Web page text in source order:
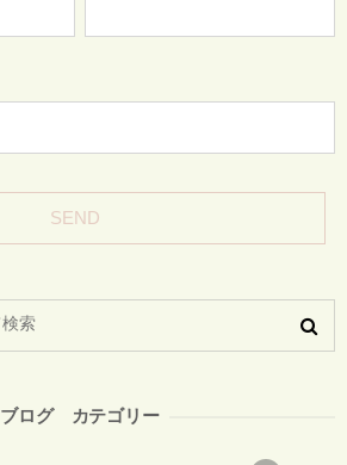
ブログ カテゴリー